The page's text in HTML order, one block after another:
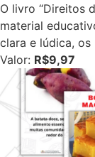
O livro “Direitos
material
clara e lúdica,
Valor: R$9,97